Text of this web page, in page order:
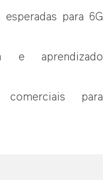
para 6G
e aprendizado
para